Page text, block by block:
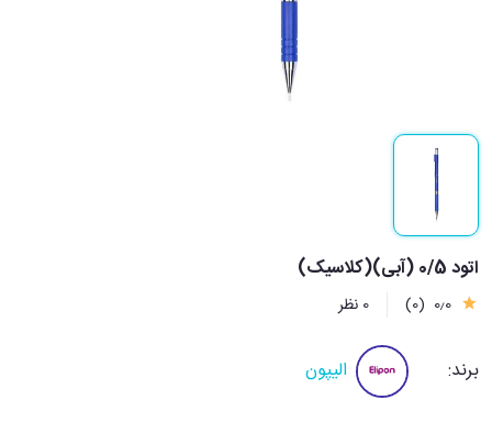
اتود 0/5 (آبی)(کلاسیک)
0٫0 (0) 0 نظر
برند: الیپون